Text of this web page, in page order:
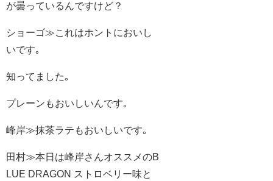
が曇っているんですけど？
ショーゴ≫これはホントにおいし
いです｡
知ってました｡
プレーンもおいしいんです｡
峰岸≫抹茶ラテもおいしいです｡
田村≫本日は峰岸さんオススメのB
LUE DRAGON ストロベリー味と